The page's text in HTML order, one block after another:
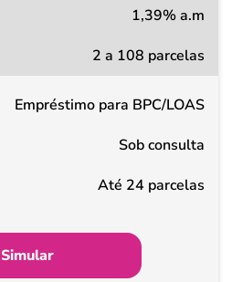
1,39% a.m
2 a 108 parcelas
Empréstimo para BPC/LOAS
Sob consulta
Até 24 parcelas
Simular